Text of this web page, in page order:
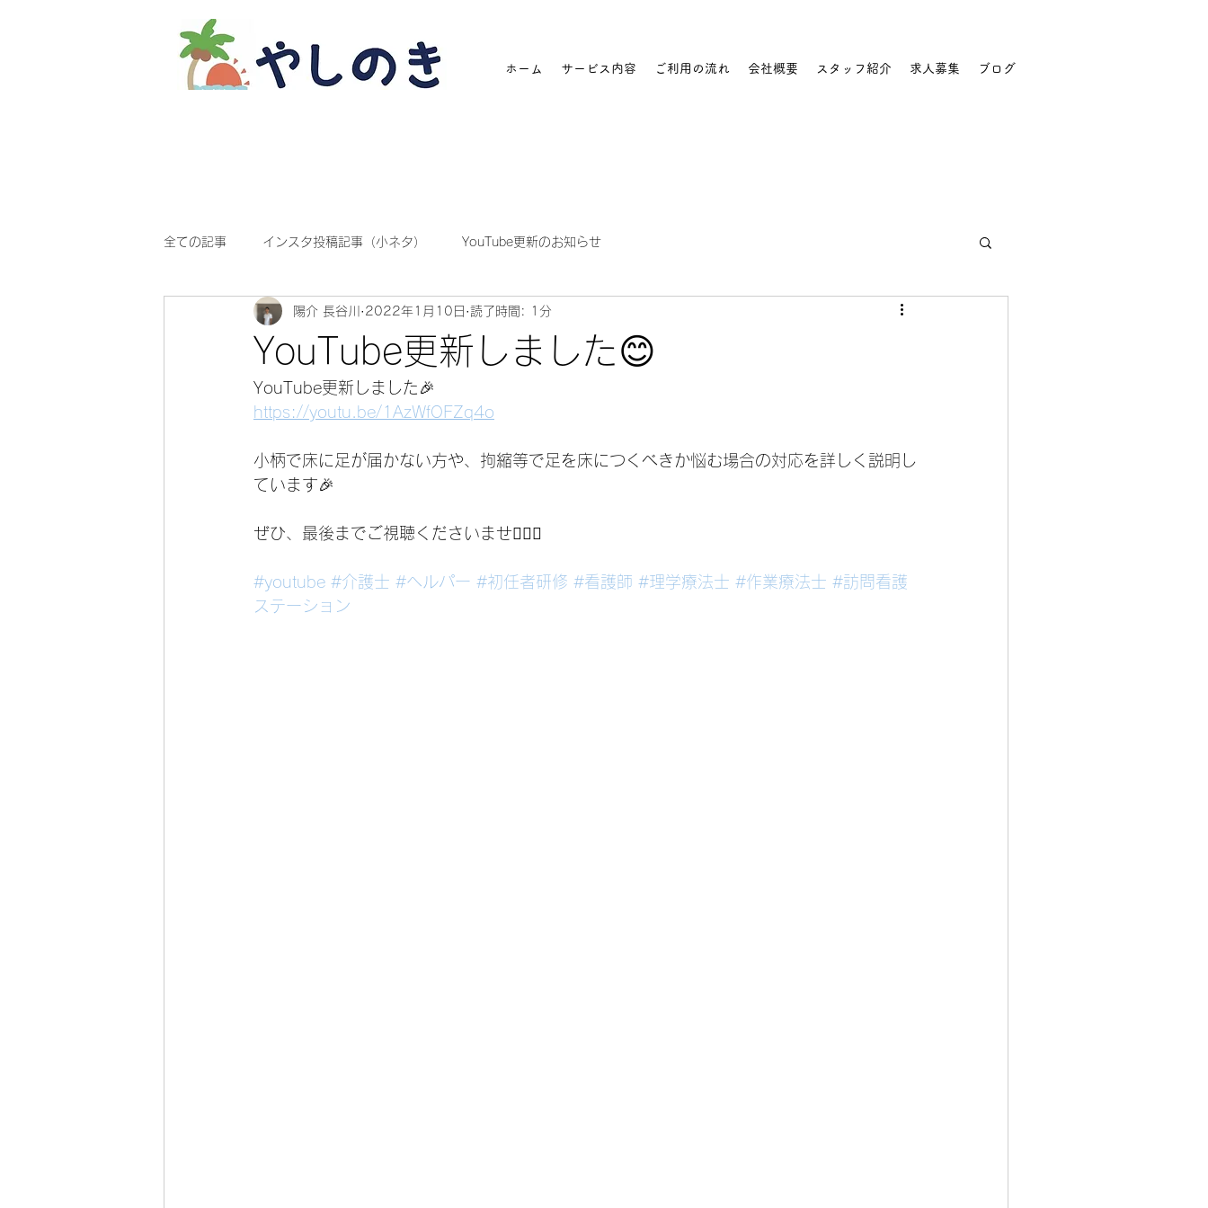
ホーム サービス内容 ご利用の流れ 会社概要 スタッフ紹介 求人募集 ブログ
全ての記事 インスタ投稿記事（小ネタ） YouTube更新のお知らせ
YouTube更新しました😊
陽介 長谷川 2022年1月10日 読了時間: 1分
YouTube更新しました🎉
https://youtu.be/1AzWfOFZq4o
小柄で床に足が届かない方や、拘縮等で足を床につくべきか悩む場合の対応を詳しく説明し
ています🎉
ぜひ、最後までご視聴くださいませ🙇‍♂️✨
#youtube #介護士 #ヘルパー #初任者研修 #看護師 #理学療法士 #作業療法士 #訪問看護
ステーション